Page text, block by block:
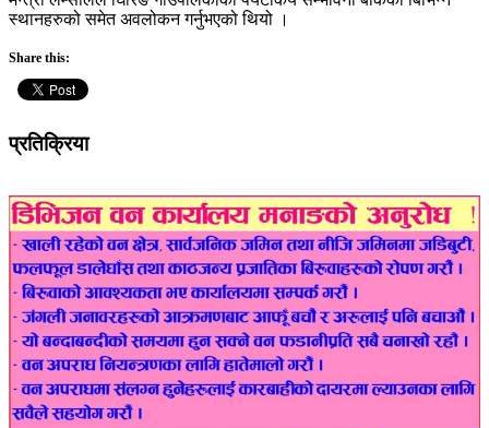
स्थानहरुको समेत अवलोकन गर्नुभएको थियो ।
Share this:
प्रतिक्रिया